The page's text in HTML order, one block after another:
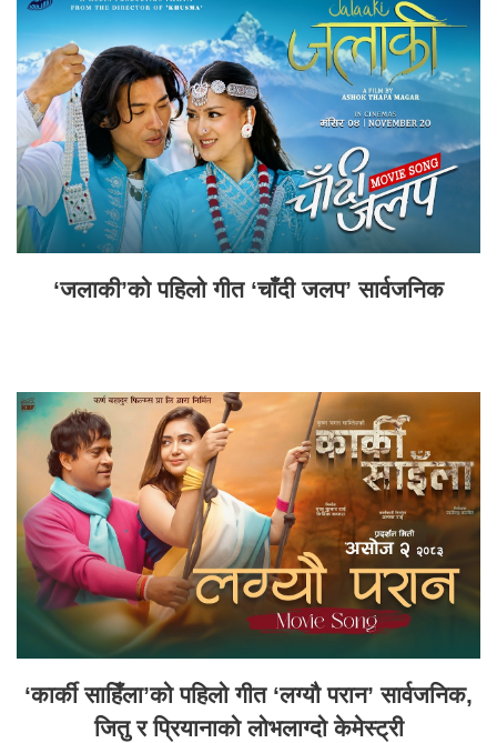
‘जलाकी’को पहिलो गीत ‘चाँदी जलप’ सार्वजनिक
‘कार्की साहिँला’को पहिलो गीत ‘लग्यौ परान’ सार्वजनिक,
जितु र प्रियानाको लोभलाग्दो केमेस्ट्री